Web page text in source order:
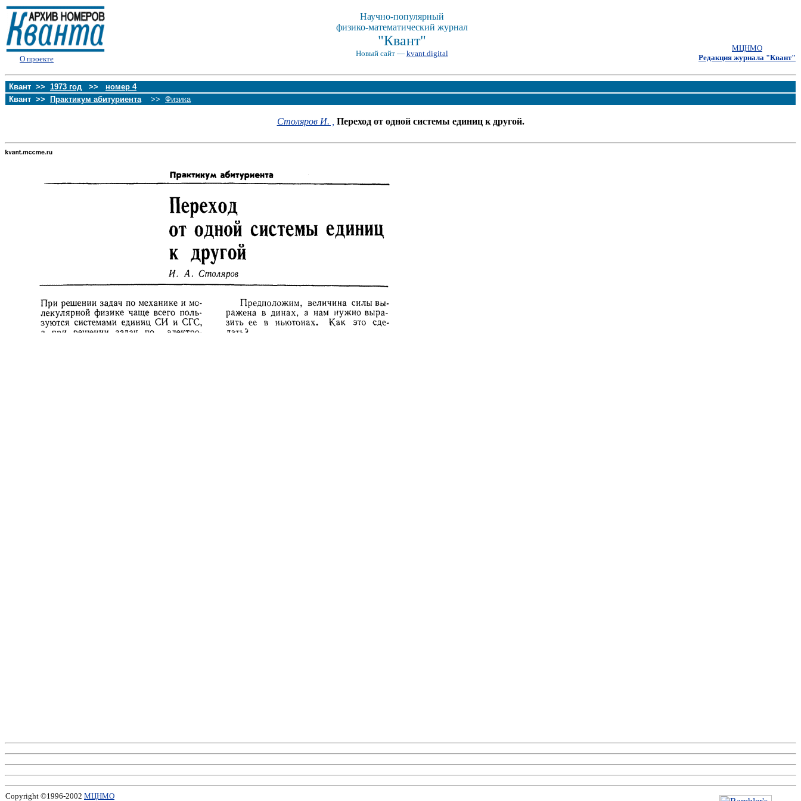
О проекте
Научно-популярный
физико-математический журнал
"Квант"
Новый сайт — kvant.digital
МЦНМО
Редакция журнала "Квант"
Квант >> 1973 год >> номер 4
Квант >>
Практикум абитуриента >> Физика
Столяров И. , Переход от одной системы единиц к другой.
Copyright ©1996-2002 МЦНМО